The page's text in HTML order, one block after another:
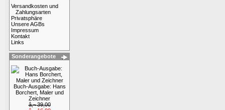
Versandkosten und
Zahlungsarten
Privatsphäre
Unsere AGBs
Impressum
Kontakt
Links
Sonderangebote
Buch-Ausgabe: Hans
Borchert, Maler und
Zeichner
â‚¬ 39,00